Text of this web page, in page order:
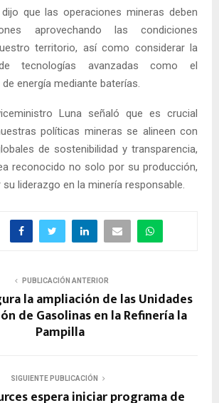
que las operaciones mineras deben
aprovechando las condiciones
territorio, así como considerar la
tecnologías avanzadas como el
energía mediante baterías.
Luna señaló que es crucial
políticas mineras se alineen con
de sostenibilidad y transparencia,
reconocido no solo por su producción,
liderazgo en la minería responsable.
PUBLICACIÓN ANTERIOR
la ampliación de las Unidades
de Gasolinas en la Refinería la
Pampilla
SIGUIENTE PUBLICACIÓN
espera iniciar programa de